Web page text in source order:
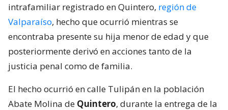
intrafamiliar registrado en Quintero, región de
Valparaíso, hecho que ocurrió mientras se
encontraba presente su hija menor de edad y que
posteriormente derivó en acciones tanto de la
justicia penal como de familia.
El hecho ocurrió en calle Tulipán en la población
Abate Molina de Quintero, durante la entrega de la